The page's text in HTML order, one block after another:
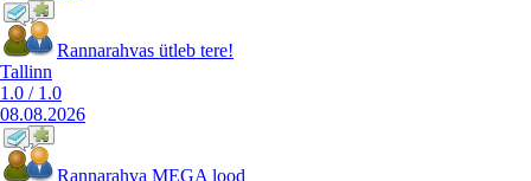
Rannarahvas ütleb tere!
Tallinn
1.0 / 1.0
08.08.2026
Rannarahva MEGA lood